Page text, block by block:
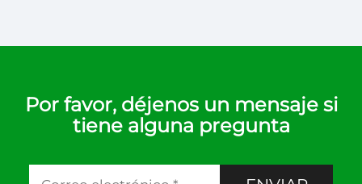
Por favor, déjenos un mensaje si
tiene alguna pregunta